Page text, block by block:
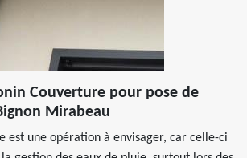
Couverture pour pose de
Mirabeau
est une opération à envisager, car celle-ci